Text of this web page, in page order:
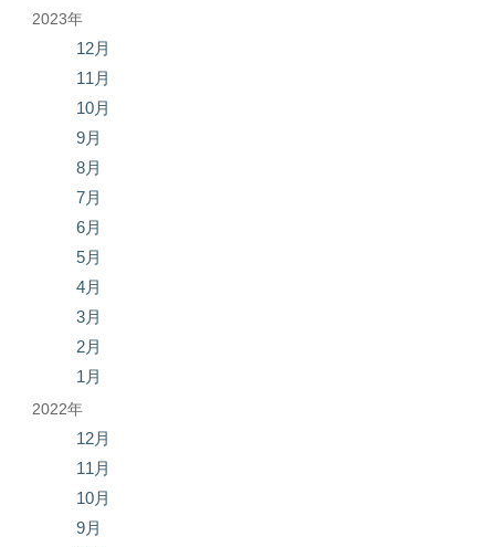
2023年
12月
11月
10月
9月
8月
7月
6月
5月
4月
3月
2月
1月
2022年
12月
11月
10月
9月